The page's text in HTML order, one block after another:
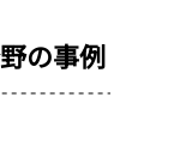
の事例